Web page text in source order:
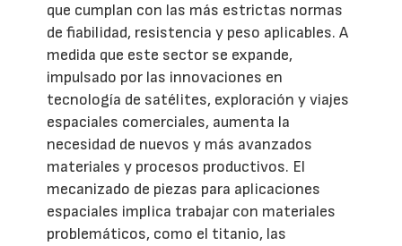
que cumplan con las más estrictas normas
de fiabilidad, resistencia y peso aplicables. A
medida que este sector se expande,
impulsado por las innovaciones en
tecnología de satélites, exploración y viajes
espaciales comerciales, aumenta la
necesidad de nuevos y más avanzados
materiales y procesos productivos. El
mecanizado de piezas para aplicaciones
espaciales implica trabajar con materiales
problemáticos, como el titanio, las